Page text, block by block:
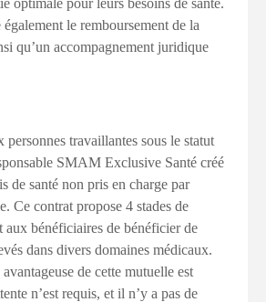
le remboursement de la
qu’un accompagnement juridique
personnes travaillantes sous le statut
SMAM Exclusive Santé créé
de santé non pris en charge par
Ce contrat propose 4 stades de
aux bénéficiaires de bénéficier de
dans divers domaines médicaux.
de cette mutuelle est
n’est requis, et il n’y a pas de